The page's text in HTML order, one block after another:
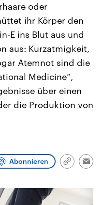
USA
Aktuelle Beiträge,
Hintergründe
Wirtschaftlich und
gehören die Vereinigten
den mächtigsten Ländern
mit großem Einfluss auf
Podcasts
oder
ihr Körper den
E ins Blut aus und
aus: Kurzatmigkeit,
Atemnot sind die
Medicine“,
über einen
die Produktion von
Abonnieren
Link